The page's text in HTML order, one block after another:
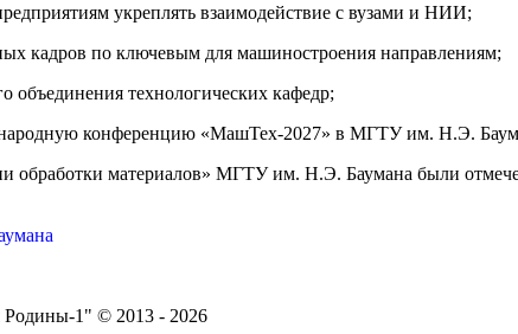
укреплять взаимодействие с вузами и НИИ;
кадров по ключевым для машиностроения направлениям;
объединения технологических кафедр;
конференцию «МашТех-2027» в МГТУ им. Н.Э.
обработки материалов» МГТУ им. Н.Э. Баумана были
1" © 2013 - 2026